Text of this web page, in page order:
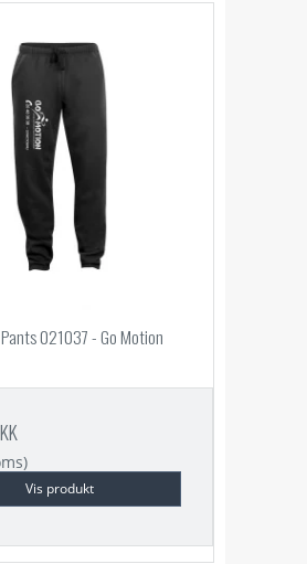
021037 - Go Motion
Vis produkt